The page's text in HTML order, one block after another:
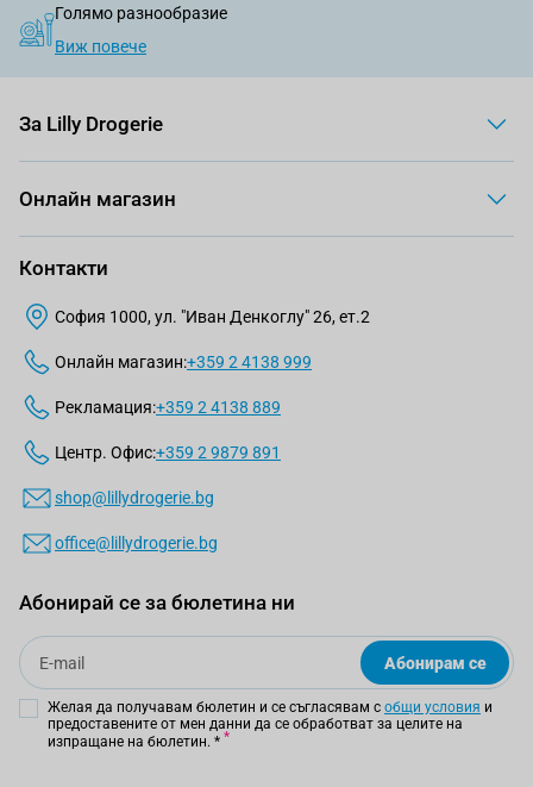
Голямо разнообразие
Виж повече
За Lilly Drogerie
Онлайн магазин
Контакти
София 1000, ул. "Иван Денкоглу" 26, ет.2
Онлайн магазин:+359 2 4138 999
Рекламация:+359 2 4138 889
Центр. Офис:+359 2 9879 891
shop@lillydrogerie.bg
office@lillydrogerie.bg
Абонирай се за бюлетина ни
Email
Абонирам се
Желая да получавам бюлетин и се съгласявам с общи условия и
предоставените от мен данни да се обработват за целите на
изпращане на бюлетин. *